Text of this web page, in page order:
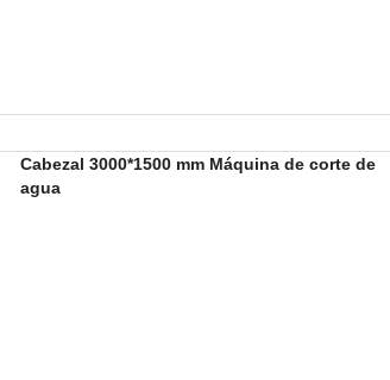
Cabezal 3000*1500 mm Máquina de corte de
agua